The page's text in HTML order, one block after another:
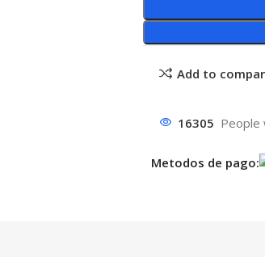
Add to
16305 People
Metodos de pago: